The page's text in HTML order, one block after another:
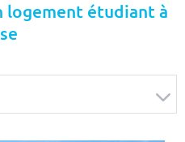
logement étudiant à